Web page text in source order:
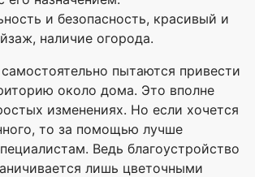
и безопасность, красивый и
наличие огорода.
пытаются привести
около дома. Это вполне
изменениях. Но если хочется
то за помощью лучше
Ведь благоустройство
лишь цветочными